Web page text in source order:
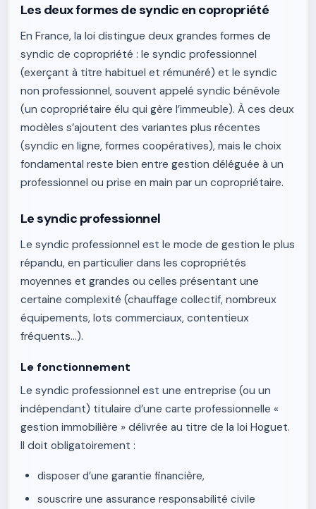
Les deux formes de syndic en copropriété
En France, la loi distingue deux grandes formes de
syndic de copropriété : le syndic professionnel
(exerçant à titre habituel et rémunéré) et le syndic
non professionnel, souvent appelé syndic bénévole
(un copropriétaire élu qui gère l’immeuble). À ces deux
modèles s’ajoutent des variantes plus récentes
(syndic en ligne, formes coopératives), mais le choix
fondamental reste bien entre gestion déléguée à un
professionnel ou prise en main par un copropriétaire.
Le syndic professionnel
Le syndic professionnel est le mode de gestion le plus
répandu, en particulier dans les copropriétés
moyennes et grandes ou celles présentant une
certaine complexité (chauffage collectif, nombreux
équipements, lots commerciaux, contentieux
fréquents…).
Le fonctionnement
Le syndic professionnel est une entreprise (ou un
indépendant) titulaire d’une carte professionnelle «
gestion immobilière » délivrée au titre de la loi Hoguet.
Il doit obligatoirement :
disposer d’une garantie financière,
souscrire une assurance responsabilité civile